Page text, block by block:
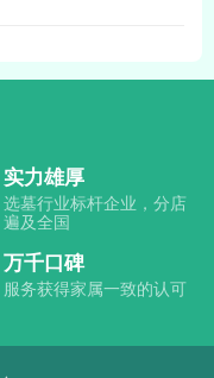
实力雄厚
选墓行业标杆企业，分店
遍及全国
万千口碑
服务获得家属一致的认可